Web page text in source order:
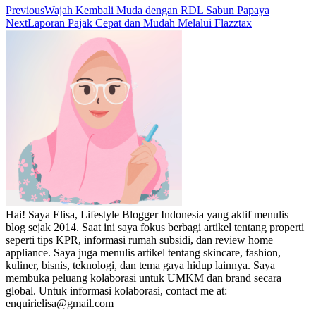
PreviousWajah Kembali Muda dengan RDL Sabun Papaya
NextLaporan Pajak Cepat dan Mudah Melalui Flazztax
Hai! Saya Elisa, Lifestyle Blogger Indonesia yang aktif menulis
blog sejak 2014. Saat ini saya fokus berbagi artikel tentang properti
seperti tips KPR, informasi rumah subsidi, dan review home
appliance. Saya juga menulis artikel tentang skincare, fashion,
kuliner, bisnis, teknologi, dan tema gaya hidup lainnya. Saya
membuka peluang kolaborasi untuk UMKM dan brand secara
global. Untuk informasi kolaborasi, contact me at:
enquirielisa@gmail.com